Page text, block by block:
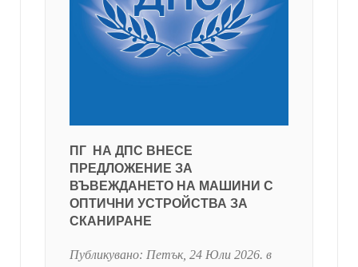
ПГ НА ДПС ВНЕСЕ
ПРЕДЛОЖЕНИЕ ЗА
ВЪВЕЖДАНЕТО НА МАШИНИ С
ОПТИЧНИ УСТРОЙСТВА ЗА
СКАНИРАНЕ
Публикувано: Петък, 24 Юли 2026. в